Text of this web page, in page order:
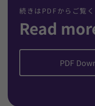
続きはPDFからご覧く
Read
PDF